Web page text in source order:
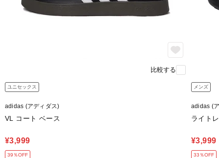
比較する
ユニセックス
adidas (アディダス)
VL コート ベース
¥3,999
39％OFF
メンズ
adidas (
ライト
¥3,999
33％OFF